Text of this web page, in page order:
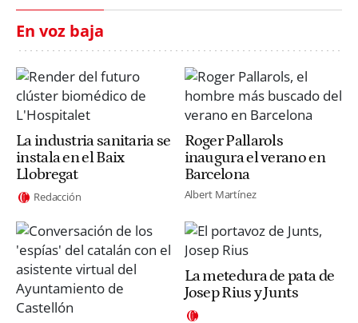
En voz baja
La industria sanitaria se
instala en el Baix
Llobregat
Redacción
Roger Pallarols
inaugura el verano en
Barcelona
Albert Martínez
La metedura de pata de
Josep Rius y Junts